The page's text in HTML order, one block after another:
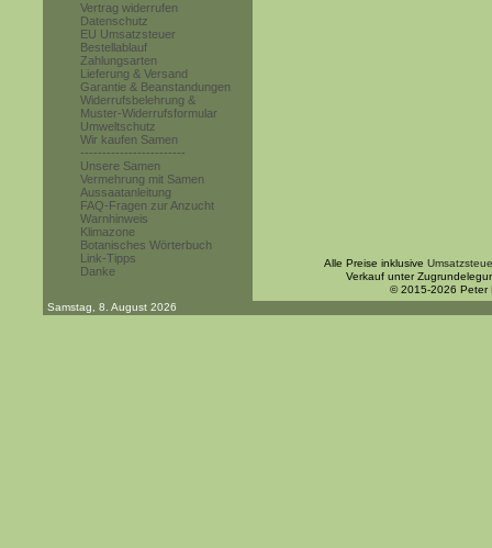
Vertrag widerrufen
Datenschutz
EU Umsatzsteuer
Bestellablauf
Zahlungsarten
Lieferung & Versand
Garantie & Beanstandungen
Widerrufsbelehrung &
Muster-Widerrufsformular
Umweltschutz
Wir kaufen Samen
------------------------
Unsere Samen
Vermehrung mit Samen
Aussaatanleitung
FAQ-Fragen zur Anzucht
Warnhinweis
Klimazone
Botanisches Wörterbuch
Link-Tipps
Danke
Alle Preise inklusive
Verkauf unter
© 2015-2026 Peter
Samstag, 8. August 2026